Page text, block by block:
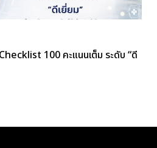
100 คะแนนเต็ม ระดับ “ดี